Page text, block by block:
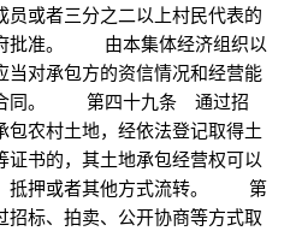
员或者三分之二以上村民代表的
批准。 由本集体经济组织以
对承包方的资信情况和经营能
合同。 第四十九条 通过招
农村土地，经依法登记取得土
书的，其土地承包经营权可以
抵押或者其他方式流转。 第
标、拍卖、公开协商等方式取